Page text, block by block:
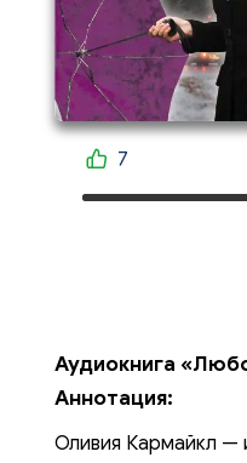
7
Аудиокнига
Аннотация:
Оливия Кармайкл —